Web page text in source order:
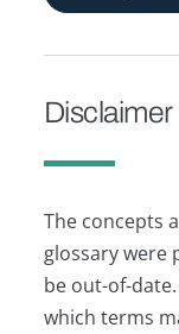
Disclaimer
The concepts
glossary were
be out-of-
which terms